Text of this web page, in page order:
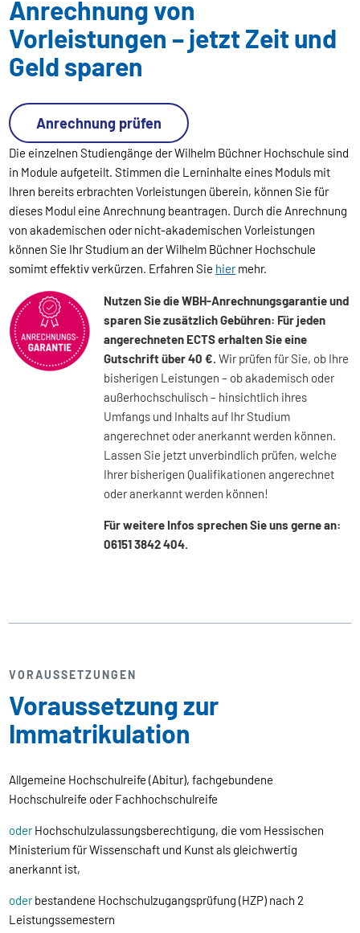
Anrechnung von
Vorleistungen – jetzt Zeit und
Geld sparen
Die einzelnen Studiengänge der Wilhelm Büchner Hochschule sind
in Module aufgeteilt. Stimmen die Lerninhalte eines Moduls mit
Ihren bereits erbrachten Vorleistungen überein, können Sie für
dieses Modul eine Anrechnung beantragen. Durch die Anrechnung
von akademischen oder nicht-akademischen Vorleistungen
können Sie Ihr Studium an der Wilhelm Büchner Hochschule
somimt effektiv verkürzen. Erfahren Sie hiermehr.
Nutzen Sie die WBH-Anrechnungsgarantie und
sparen Sie zusätzlich Gebühren: Für jeden
angerechneten ECTS erhalten Sie eine
Gutschrift über 40 €.Wir prüfen für Sie, ob Ihre
bisherigen Leistungen – ob akademisch oder
außerhochschulisch – hinsichtlich ihres
Umfangs und Inhalts auf Ihr Studium
angerechnet oder anerkannt werden können.
Lassen Sie jetzt unverbindlich prüfen, welche
Ihrer bisherigen Qualifikationen angerechnet
oder anerkannt werden können!
Für weitere Infos sprechen Sie uns gerne an:
06151 3842 404.
Anrechnung prüfen
VORAUSSETZUNGEN
Voraussetzung zur
Immatrikulation
Allgemeine Hochschulreife (Abitur), fachgebundene
Hochschulreife oder Fachhochschulreife
oderHochschulzulassungsberechtigung, die vom Hessischen
Ministerium für Wissenschaft und Kunst als gleichwertig
anerkannt ist,
oderbestandene Hochschulzugangsprüfung (HZP) nach 2
Leistungssemestern